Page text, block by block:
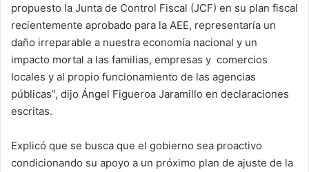
propuesto la Junta de Control Fiscal (JCF) en su plan fiscal
recientemente aprobado para la AEE, representaría un
daño irreparable a nuestra economía nacional y un
impacto mortal a las familias, empresas y comercios
locales y al propio funcionamiento de las agencias
públicas”, dijo Ángel Figueroa Jaramillo en declaraciones
escritas.
Explicó que se busca que el gobierno sea proactivo
condicionando su apoyo a un próximo plan de ajuste de la